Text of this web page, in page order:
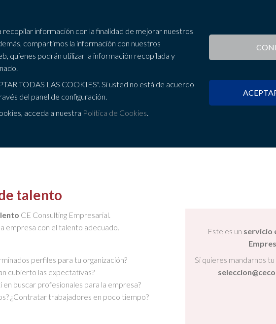
información con la finalidad de mejorar nuestros
compartimos la información con nuestros
quienes podrán utilizar la información recopilada y
TODAS LAS COOKIES". Si usted no está de acuerdo
del panel de configuración.
acceda a nuestra Política de Cookies.
Outsourcing
Apoyo a emprendedores
Equipo Humano
Auditoría
Marketing online y diseño
Desarrollo
166
talento
CE Consulting Empresarial.
empresa con el talento adecuado.
perfiles para tu organización?
cubierto las expectativas?
buscar profesionales para la empresa?
¿Contratar trabajadores en poco tiempo?
Este es un servicio
Si quieres mandarnos tu